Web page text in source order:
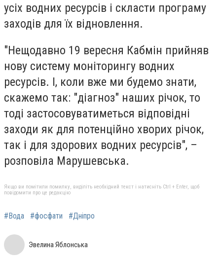
усіх водних ресурсів і скласти програму
заходів для їх відновлення.
"Нещодавно 19 вересня Кабмін прийняв
нову систему моніторингу водних
ресурсів. І, коли вже ми будемо знати,
скажемо так: "діагноз" наших річок, то
тоді застосовуватиметься відповідні
заходи як для потенційно хворих річок,
так і для здорових водних ресурсів", –
розповіла Марушевська.
Якщо ви помітили помилку, виділіть необхідний текст і натисніть Ctrl + Enter, щоб
повідомити про це редакцію
#Вода #фосфати #Дніпро
Эвелина Яблонська